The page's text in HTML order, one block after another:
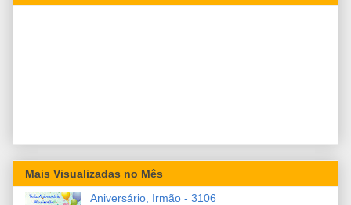
Mais Visualizadas no Mês
Aniversário, Irmão - 3106